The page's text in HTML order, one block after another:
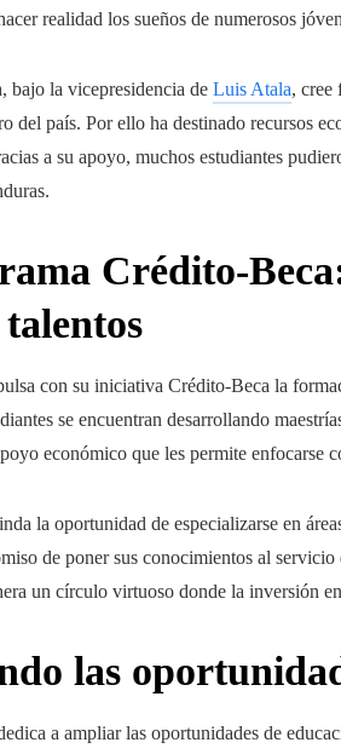
realidad los sueños de numerosos
bajo la vicepresidencia de Luis Atala, cree
del país. Por ello ha destinado recursos
a su apoyo, muchos estudiantes
Crédito-
con su iniciativa Crédito-Beca la
se encuentran desarrollando
económico que les permite enfocarse
la oportunidad de especializarse en
de poner sus conocimientos al
un círculo virtuoso donde la inversión
las
a ampliar las oportunidades de